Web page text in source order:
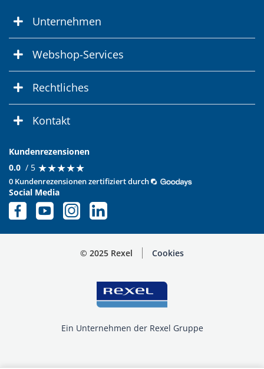
Unternehmen
Webshop-Services
Rechtliches
Kontakt
Kundenrezensionen
0.0 / 5 ★★★★★
★★★★★
0 Kundenrezensionen zertifiziert durch
Social Media
© 2025 Rexel Cookies
Ein Unternehmen der Rexel Gruppe